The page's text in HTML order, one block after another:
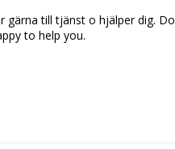
gärna till tjänst o hjälper dig.
to help you.